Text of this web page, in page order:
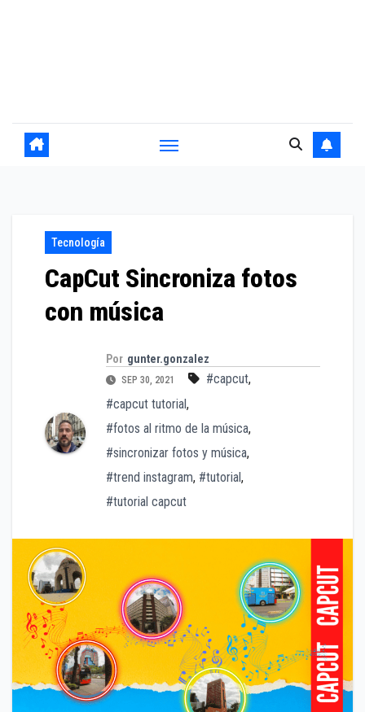
Tecnología
CapCut Sincroniza fotos
con música
Por gunter.gonzalez
SEP 30, 2021 #capcut,
#capcut tutorial,
#fotos al ritmo de la música,
#sincronizar fotos y música,
#trend instagram, #tutorial,
#tutorial capcut